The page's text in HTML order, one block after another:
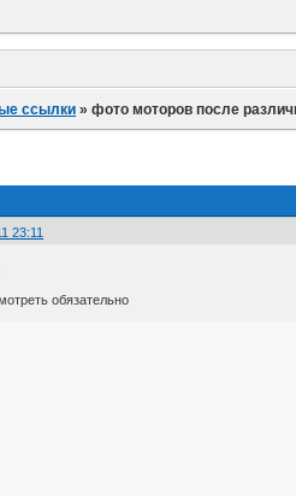
ссылки »фото моторов после
23:11
обязательно